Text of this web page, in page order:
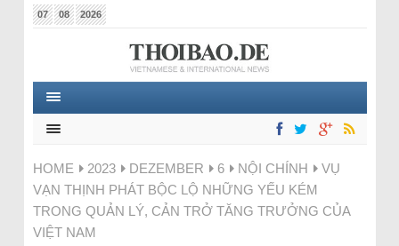
07 08 2026
HOME 2023 DEZEMBER 6 NỘI CHÍNH
VỤ
VẠN THỊNH PHÁT BỘC LỘ NHỮNG YẾU KÉM
TRONG QUẢN LÝ, CẢN TRỞ TĂNG TRƯỞNG CỦA
VIỆT NAM